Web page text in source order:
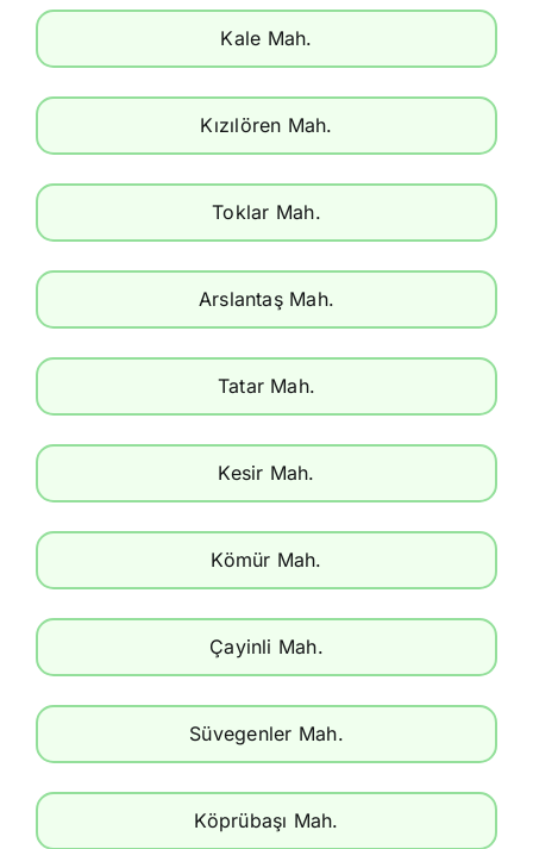
Kale Mah.
Kızılören Mah.
Toklar Mah.
Arslantaş Mah.
Tatar Mah.
Kesir Mah.
Kömür Mah.
Çayinli Mah.
Süvegenler Mah.
Köprübaşı Mah.